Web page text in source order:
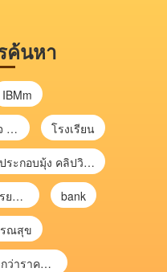
ค้นหา
IBMm
-or-1304 ยี่ห้อเครื่องชาร์จ chargecore โรงเรียน
ฉันขอวิธีประกอบมุ้ง คลิปวิดีโอ การประกอบมุ้ง
เอกสารประกอบการบรรยาย การประเมินความเสี่ยงเพื่อวางแผนการตรวจสอบ \ bank
รณสุข
ซื้อทรัพย์ NPL ต่ำกว่าราคาตลาด 30-70% แบบไม่ต้องไปประมูล”